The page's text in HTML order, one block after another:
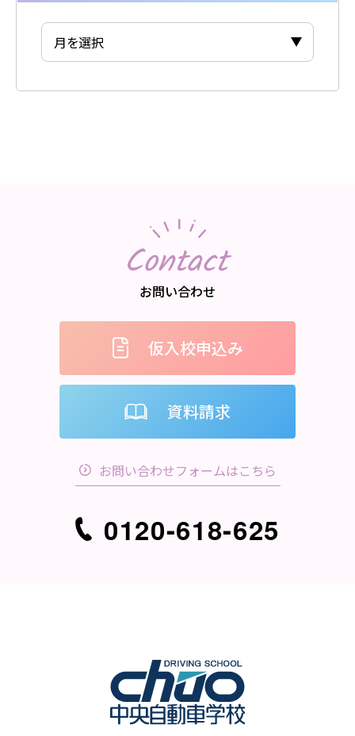
お問い合わせ
Contact
仮入校申込み
資料請求
お問い合わせフォームはこちら
0120-618-625